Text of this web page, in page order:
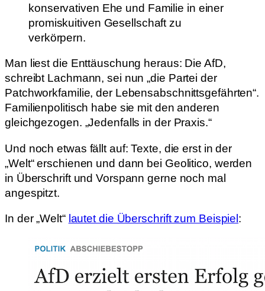
konservativen Ehe und Familie in einer
promiskuitiven Gesellschaft zu
verkörpern.
Man liest die Enttäuschung heraus: Die AfD,
schreibt Lachmann, sei nun „die Partei der
Patchworkfamilie, der Lebensabschnittsgefährten“.
Familienpolitisch habe sie mit den anderen
gleichgezogen. „Jedenfalls in der Praxis.“
Und noch etwas fällt auf: Texte, die erst in der
„Welt“ erschienen und dann bei Geolitico, werden
in Überschrift und Vorspann gerne noch mal
angespitzt.
In der „Welt“ lautet die Überschrift zum Beispiel :